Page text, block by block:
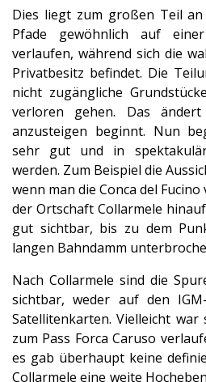
Dies liegt zum großen Teil an
Pfade gewöhnlich auf
verlaufen, während sich die
Privatbesitz befindet. Die
nicht zugängliche
verloren gehen. Das
anzusteigen beginnt. Nun
sehr gut und in
werden. Zum Beispiel die
wenn man die Conca del
der Ortschaft Collarmele
gut sichtbar, bis zu dem
langen Bahndamm
Nach Collarmele sind die
sichtbar, weder auf den
Satellitenkarten. Vielleicht
zum Pass Forca Caruso
es gab überhaupt keine
Collarmele eine weite